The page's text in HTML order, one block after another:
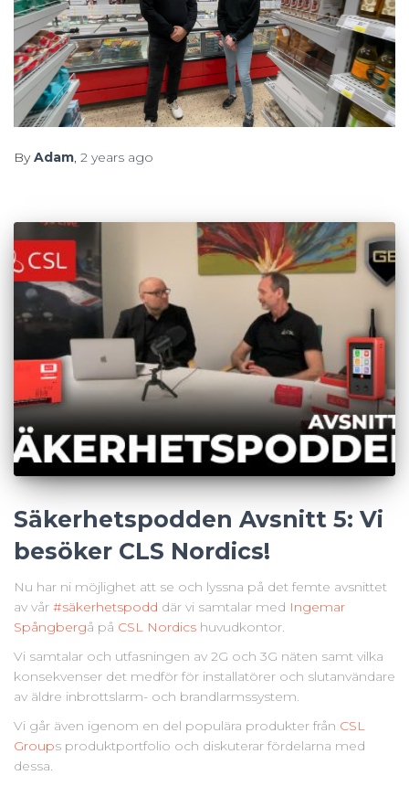
ByAdam, 2 years ago
Säkerhetspodden Avsnitt 5: Vi
besöker CLS Nordics!
Nu har ni möjlighet att se och lyssna på det femte avsnittet
av vår #säkerhetspodd där vi samtalar med Ingemar
Spångbergå på CSL Nordics huvudkontor.
Vi samtalar och utfasningen av 2G och 3G näten samt vilka
konsekvenser det medför för installatörer och slutanvändare
av äldre inbrottslarm- och brandlarmssystem.
Vi går även igenom en del populära produkter från CSL
Groups produktportfolio och diskuterar fördelarna med
dessa.